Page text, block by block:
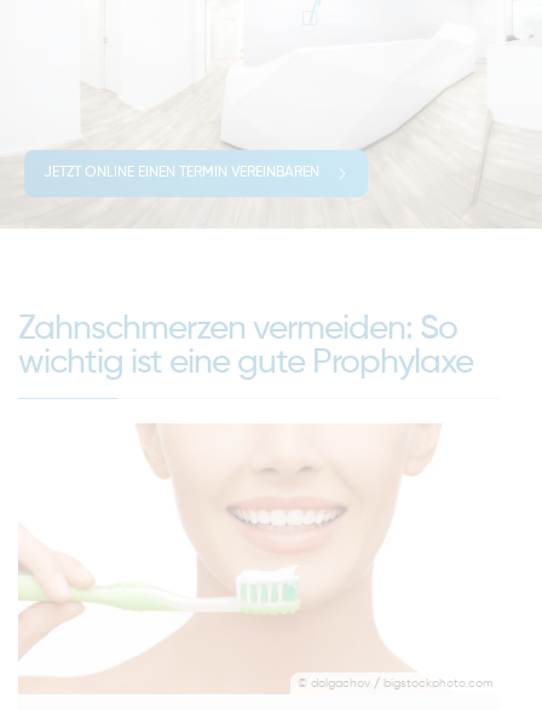
JETZT ONLINE EINEN TERMIN VEREINBAREN
Zahnschmerzen vermeiden: So
wichtig ist eine gute Prophylaxe
© dolgachov / bigstockphoto.com